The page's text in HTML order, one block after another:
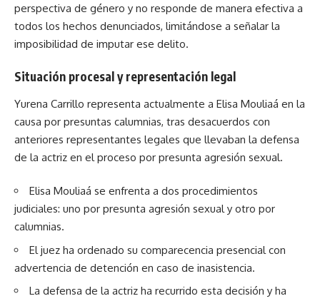
perspectiva de género y no responde de manera efectiva a
todos los hechos denunciados, limitándose a señalar la
imposibilidad de imputar ese delito.
Situación procesal y representación legal
Yurena Carrillo representa actualmente a Elisa Mouliaá en la
causa por presuntas calumnias, tras desacuerdos con
anteriores representantes legales que llevaban la defensa
de la actriz en el proceso por presunta agresión sexual.
Elisa Mouliaá se enfrenta a dos procedimientos
judiciales: uno por presunta agresión sexual y otro por
calumnias.
El juez ha ordenado su comparecencia presencial con
advertencia de detención en caso de inasistencia.
La defensa de la actriz ha recurrido esta decisión y ha